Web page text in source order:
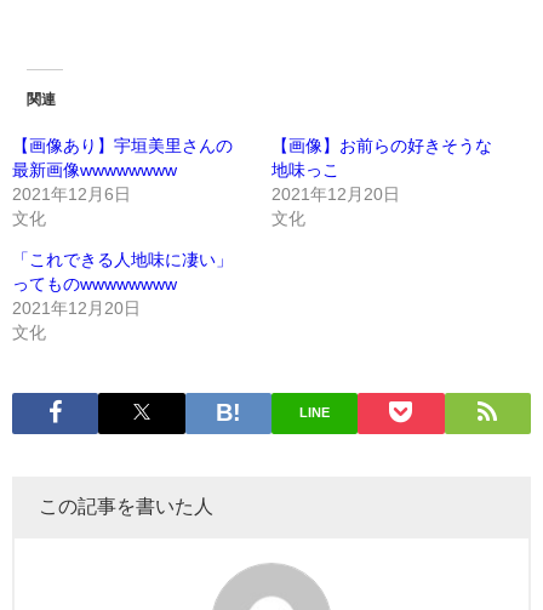
関連
【画像あり】宇垣美里さんの
最新画像wwwwwwww
2021年12月6日
文化
【画像】お前らの好きそうな
地味っこ
2021年12月20日
文化
「これできる人地味に凄い」
ってものwwwwwwww
2021年12月20日
文化
LINE
この記事を書いた人